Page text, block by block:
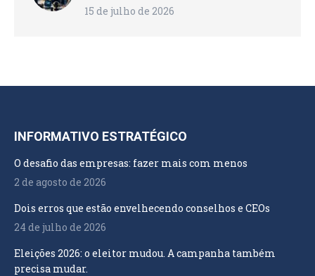
15 de julho de 2026
INFORMATIVO ESTRATÉGICO
O desafio das empresas: fazer mais com menos
2 de agosto de 2026
Dois erros que estão envelhecendo conselhos e CEOs
24 de julho de 2026
Eleições 2026: o eleitor mudou. A campanha também
precisa mudar.